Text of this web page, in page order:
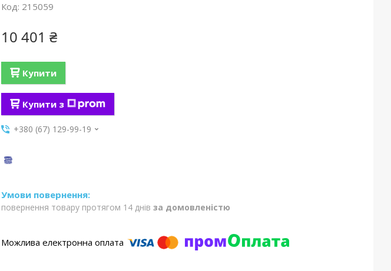
Код: 215059
10 401 ₴
Купити
Купити з
+380 (67) 129-99-19
повернення товару протягом 14 днів за домовленістю